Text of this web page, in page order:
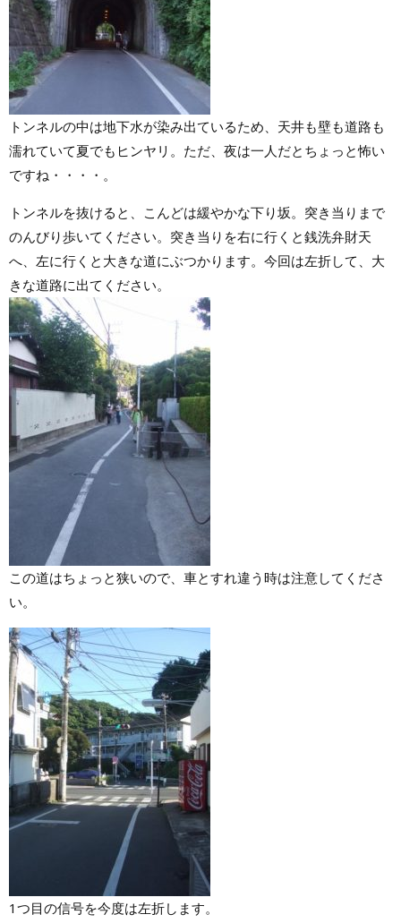
トンネルの中は地下水が染み出ているため、天井も壁も道路も
濡れていて夏でもヒンヤリ。ただ、夜は一人だとちょっと怖い
ですね・・・・。
トンネルを抜けると、こんどは緩やかな下り坂。突き当りまで
のんびり歩いてください。突き当りを右に行くと銭洗弁財天
へ、左に行くと大きな道にぶつかります。今回は左折して、大
きな道路に出てください。
この道はちょっと狭いので、車とすれ違う時は注意してくださ
い。
1つ目の信号を今度は左折します。